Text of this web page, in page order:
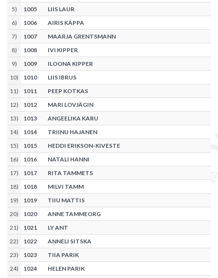
5) 1005
LIIS LAUR
6) 1006
AIRIS KÄPPA
7) 1007
MAARJA GRENTSMANN
8) 1008
IVI KIPPER
9) 1009
ILOONA KIPPER
10) 1010
LIIS IBRUS
11) 1011
PEEP KOTKAS
12) 1012
MARI LOVJÄGIN
13) 1013
ANGEELIKA KARU
14) 1014
TRIINU HAJANEN
15) 1015
HEDDI ERIKSON-KIVESTE
16) 1016
NATALI HANNI
17) 1017
RITA TAMMETS
18) 1018
MILVI TAMM
19) 1019
TIIU MATTIS
20) 1020
ANNE TAMMEORG
21) 1021
LY ANT
22) 1022
ANNELI SITSKA
23) 1023
TIIA PARIK
24) 1024
HELEN PARIK